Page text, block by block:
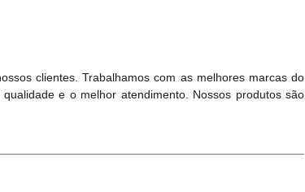
clientes. Trabalhamos com as melhores marcas do
e o melhor atendimento. Nossos produtos são